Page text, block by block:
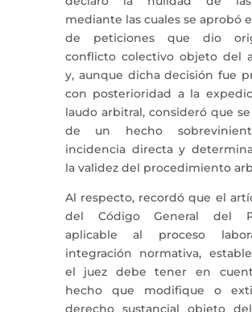
mediante las cuales se aprobó
de peticiones que dio
conflicto colectivo objeto del
y, aunque dicha decisión fue
con posterioridad a la
laudo arbitral, consideró que
de un hecho
incidencia directa y
la validez del procedimiento
Al respecto, recordó que el
del Código General del
aplicable al proceso
integración normativa,
el juez debe tener en
hecho que modifique o
derecho sustancial objeto